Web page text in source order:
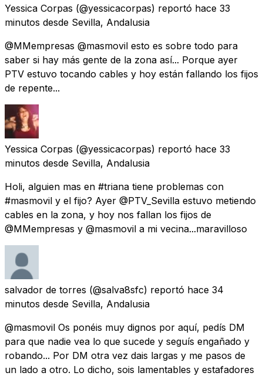
Yessica Corpas (@yessicacorpas) reportó hace 33
minutos desde Sevilla, Andalusia
@MMempresas @masmovil esto es sobre todo para
saber si hay más gente de la zona así... Porque ayer
PTV estuvo tocando cables y hoy están fallando los fijos
de repente...
Yessica Corpas (@yessicacorpas) reportó hace 33
minutos desde Sevilla, Andalusia
Holi, alguien mas en #triana tiene problemas con
#masmovil y el fijo? Ayer @PTV_Sevilla estuvo metiendo
cables en la zona, y hoy nos fallan los fijos de
@MMempresas y @masmovil a mi vecina...maravilloso
salvador de torres (@salva8sfc) reportó hace 34
minutos desde Sevilla, Andalusia
@masmovil Os ponéis muy dignos por aquí, pedís DM
para que nadie vea lo que sucede y seguís engañado y
robando... Por DM otra vez dais largas y me pasos de
un lado a otro. Lo dicho, sois lamentables y estafadores